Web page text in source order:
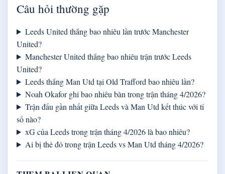
Câu hỏi thường gặp
Leeds United thắng bao nhiêu lần trước Manchester
United?
Manchester United thắng bao nhiêu trận trước Leeds
United?
Leeds thắng Man Utd tại Old Trafford bao nhiêu lần?
Noah Okafor ghi bao nhiêu bàn trong trận tháng 4/2026?
Trận đấu gần nhất giữa Leeds và Man Utd kết thúc với tỉ
số nào?
xG của Leeds trong trận tháng 4/2026 là bao nhiêu?
Ai bị thẻ đỏ trong trận Leeds vs Man Utd tháng 4/2026?